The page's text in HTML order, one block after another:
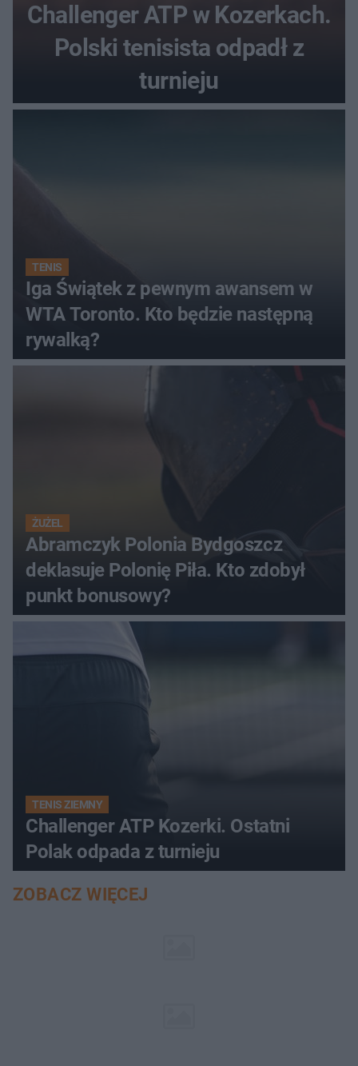
Challenger ATP w Kozerkach.
Polski tenisista odpadł z
turnieju
TENIS
Iga Świątek z pewnym awansem w
WTA Toronto. Kto będzie następną
rywalką?
ŻUŻEL
Abramczyk Polonia Bydgoszcz
deklasuje Polonię Piła. Kto zdobył
punkt bonusowy?
TENIS ZIEMNY
Challenger ATP Kozerki. Ostatni
Polak odpada z turnieju
ZOBACZ WIĘCEJ